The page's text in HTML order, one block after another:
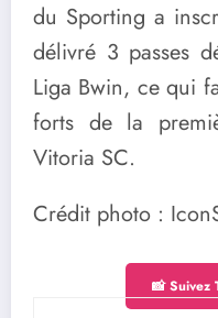
du Sporting a
délivré 3 passes
Liga Bwin, ce qui
forts de la
Vitoria SC.
Crédit photo :
📸 Suivez